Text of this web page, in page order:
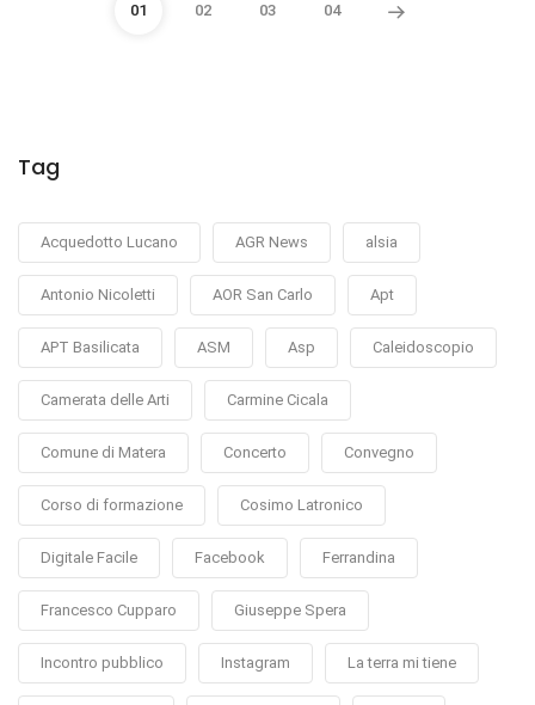
01 02 03 04
Tag
Acquedotto Lucano AGR News alsia
Antonio Nicoletti AOR San Carlo Apt
APT Basilicata ASM Asp Caleidoscopio
Camerata delle Arti Carmine Cicala
Comune di Matera Concerto Convegno
Corso di formazione Cosimo Latronico
Digitale Facile Facebook Ferrandina
Francesco Cupparo Giuseppe Spera
Incontro pubblico Instagram La terra mi tiene